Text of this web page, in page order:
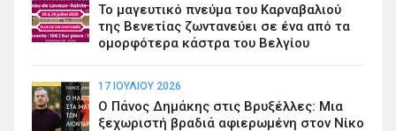
Το μαγευτικό πνεύμα του Καρναβαλιού
της Βενετίας ζωντανεύει σε ένα από τα
ομορφότερα κάστρα του Βελγίου
17 ΙΟΥΛΊΟΥ 2026
Ο Πάνος Δημάκης στις Βρυξέλλες: Μια
ξεχωριστή βραδιά αφιερωμένη στον Νίκο